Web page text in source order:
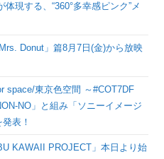
現する、“360°多幸感ピンク”メ
Donut」篇8月7日(金)から放映
space/東京色空間 ～#COT7DF
NO」と組み「ソニーイメージ
表！
KAWAII PROJECT」本日より始